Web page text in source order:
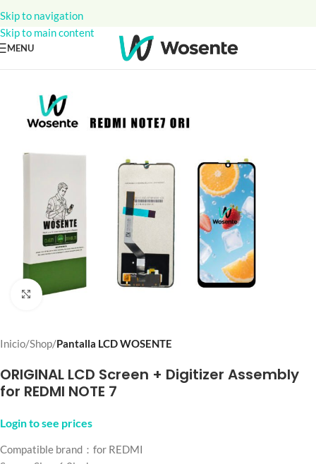
Skip to navigation
Skip to main content
MENU
Click to enlarge
Inicio Shop Pantalla LCD WOSENTE
ORIGINAL LCD Screen + Digitizer Assembly
for REDMI NOTE 7
Login to see prices
Compatible brand：for REDMI